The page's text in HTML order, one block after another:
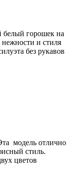
белый горошек на
и стиля
без рукавов
модель отлично
стиль.
цветов